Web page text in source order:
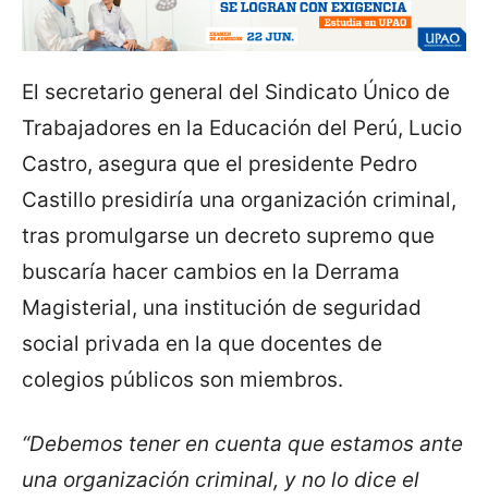
El secretario general del Sindicato Único de
Trabajadores en la Educación del Perú, Lucio
Castro, asegura que el presidente Pedro
Castillo presidiría una organización criminal,
tras promulgarse un decreto supremo que
buscaría hacer cambios en la Derrama
Magisterial, una institución de seguridad
social privada en la que docentes de
colegios públicos son miembros.
“Debemos tener en cuenta que estamos ante
una organización criminal, y no lo dice el